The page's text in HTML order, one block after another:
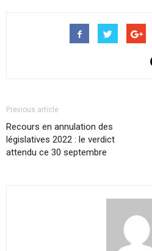
Previous article
Recours en annulation des
législatives 2022 : le verdict
attendu ce 30 septembre